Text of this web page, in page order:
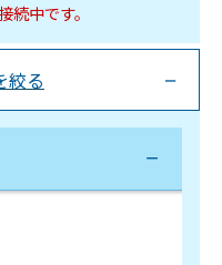
続中です。
絞る